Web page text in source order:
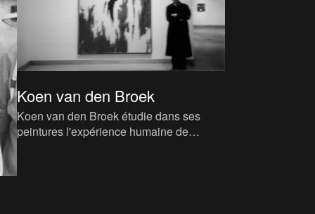
Koen van den Broek
Koen van den Broek étudie dans ses
peintures l'expérience humaine de